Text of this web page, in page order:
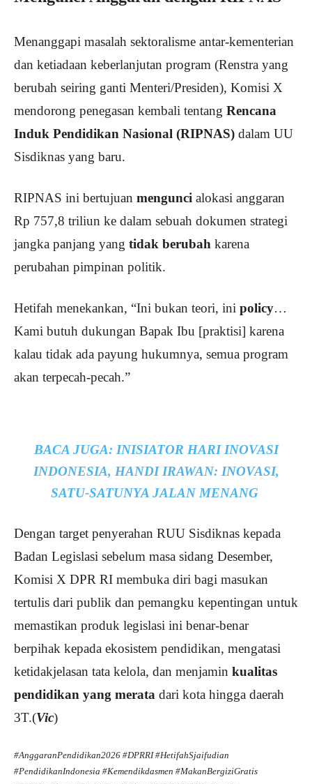
Menanggapi masalah sektoralisme antar-kementerian
dan ketiadaan keberlanjutan program (Renstra yang
berubah seiring ganti Menteri/Presiden), Komisi X
mendorong penegasan kembali tentang Rencana
Induk Pendidikan Nasional (RIPNAS) dalam UU
Sisdiknas yang baru.
RIPNAS ini bertujuan mengunci alokasi anggaran
Rp 757,8 triliun ke dalam sebuah dokumen strategi
jangka panjang yang tidak berubah karena
perubahan pimpinan politik.
Hetifah menekankan, “Ini bukan teori, ini policy…
Kami butuh dukungan Bapak Ibu [praktisi] karena
kalau tidak ada payung hukumnya, semua program
akan terpecah-pecah.”
BACA JUGA: INISIATOR HARI INOVASI
INDONESIA, HANDI IRAWAN: INOVASI,
SATU-SATUNYA JALAN MENANG
Dengan target penyerahan RUU Sisdiknas kepada
Badan Legislasi sebelum masa sidang Desember,
Komisi X DPR RI membuka diri bagi masukan
tertulis dari publik dan pemangku kepentingan untuk
memastikan produk legislasi ini benar-benar
berpihak kepada ekosistem pendidikan, mengatasi
ketidakjelasan tata kelola, dan menjamin kualitas
pendidikan yang merata dari kota hingga daerah
3T.(Vic)
#AnggaranPendidikan2026 #DPRRI #HetifahSjaifudian
#PendidikanIndonesia #Kemendikdasmen #MakanBergiziGratis